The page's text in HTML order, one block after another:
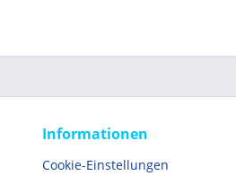
Informationen
Cookie-Einstellungen